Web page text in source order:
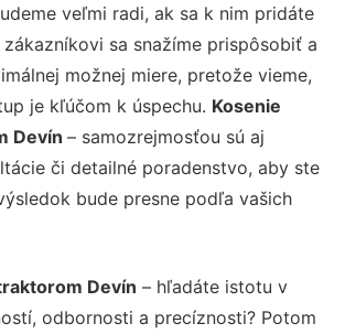
veľmi radi, ak sa k nim pridáte
zákazníkovi sa snažíme prispôsobiť a
možnej miere, pretože vieme,
je kľúčom k úspechu. Kosenie
Devín – samozrejmosťou sú aj
či detailné poradenstvo, aby ste
bude presne podľa vašich
Devín – hľadáte istotu v
odbornosti a precíznosti? Potom